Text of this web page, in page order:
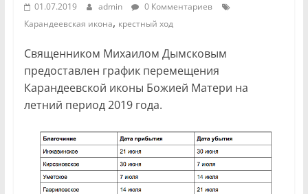
01.07.2019 admin
0 Комментариев
Карандеевская икона, крестный ход
Священником Михаилом Дымсковым
предоставлен график перемещения
Карандеевской иконы Божией Матери на
летний период 2019 года.